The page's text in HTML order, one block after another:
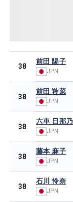
38
前田 陽子
JPN
38
前田 羚菜
JPN
38
六車 日那乃
JPN
38
藤本 麻子
JPN
38
石川 怜奈
JPN